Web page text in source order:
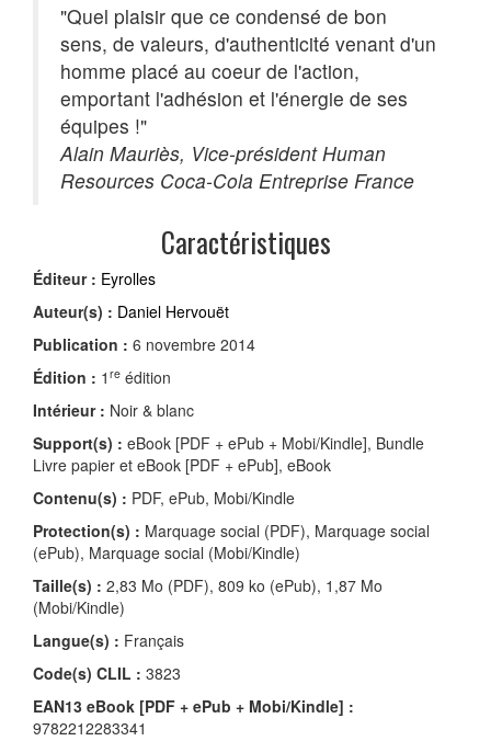
"Quel plaisir que ce condensé de bon
sens, de valeurs, d'authenticité venant d'un
homme placé au coeur de l'action,
emportant l'adhésion et l'énergie de ses
équipes !"
Alain Mauriès, Vice-président Human
Resources Coca-Cola Entreprise France
Caractéristiques
Éditeur : Eyrolles
Auteur(s) : Daniel Hervouët
Publication : 6 novembre 2014
Édition : 1 re édition
Intérieur : Noir & blanc
Support(s) : eBook [PDF + ePub + Mobi/Kindle], Bundle
Livre papier et eBook [PDF + ePub], eBook
Contenu(s) : PDF, ePub, Mobi/Kindle
Protection(s) : Marquage social (PDF), Marquage social
(ePub), Marquage social (Mobi/Kindle)
Taille(s) : 2,83 Mo (PDF), 809 ko (ePub), 1,87 Mo
(Mobi/Kindle)
Langue(s) : Français
Code(s) CLIL : 3823
EAN13 eBook [PDF + ePub + Mobi/Kindle] :
9782212283341